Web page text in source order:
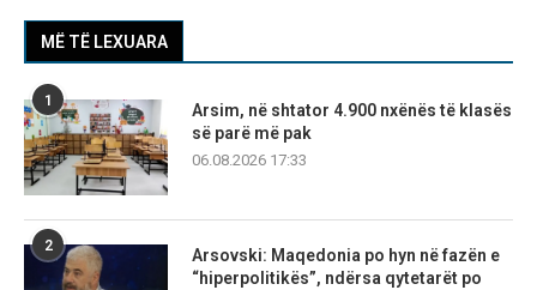
MË TË LEXUARA
1
Arsim, në shtator 4.900 nxënës të klasës
së parë më pak
06.08.2026 17:33
2
Arsovski: Maqedonia po hyn në fazën e
“hiperpolitikës”, ndërsa qytetarët po